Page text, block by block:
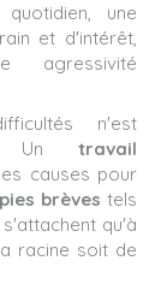
une
et d'intérêt,
agressivité
n'est
Un travail
causes pour
brèves tels
s'attachent qu'à
racine soit de